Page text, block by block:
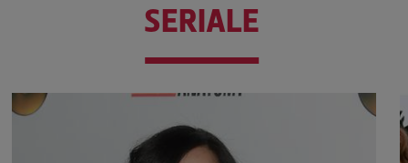
SERIALE